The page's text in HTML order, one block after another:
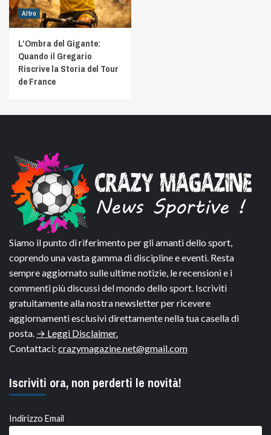
Altro
L’Ombra del Gigante:
Quando il Gregario
Riscrive la Storia del Tour
de France
Siamo il punto di riferimento per gli amanti dello sport,
coprendo una vasta gamma di discipline e eventi. Resta
sempre aggiornato sulle ultime notizie, le recensioni e i
commenti più discussi del mondo dello sport. Iscriviti
gratuitamente alla nostra newsletter per ricevere
aggiornamenti esclusivi direttamente nella tua casella di
posta. → Leggi Disclaimer.
Contattaci: crazymagazine.net@gmail.com
Iscriviti ora, non perderti le novità!
Indirizzo Email